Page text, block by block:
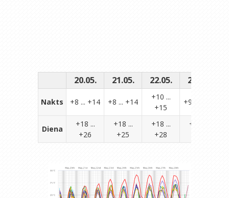
20.05. 21.05. 22.05. 23.05.
Nakts +8 ... +14 +8 ... +14
+10 ...
+15
+9 ... +16
Diena
+18 ...
+26
+18 ...
+25
+18 ...
+28
+18 ...